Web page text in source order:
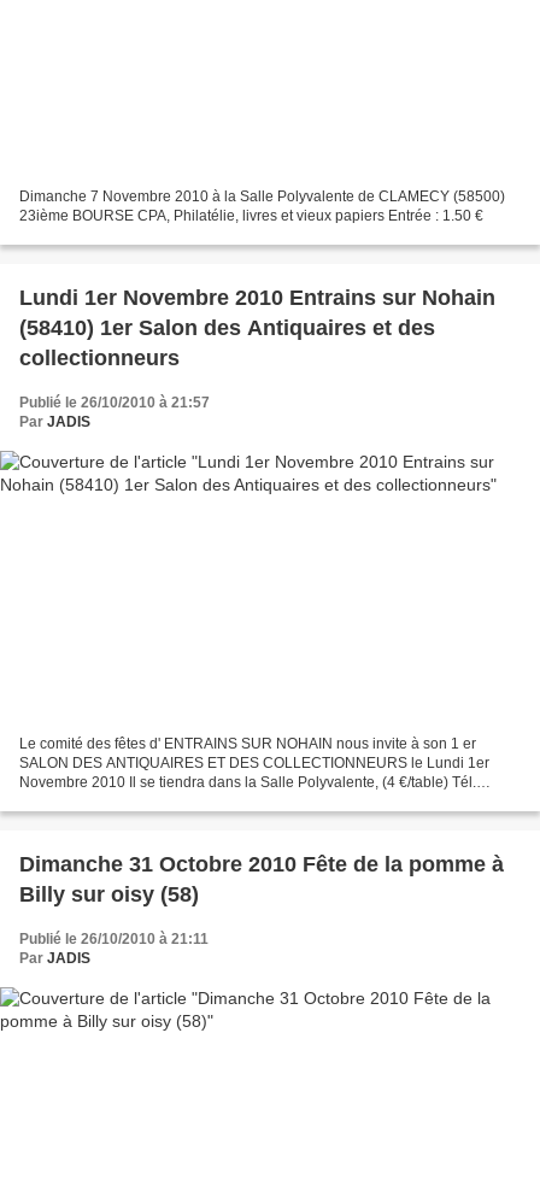
Dimanche 7 Novembre 2010 à la Salle Polyvalente de CLAMECY (58500)
23ième BOURSE CPA, Philatélie, livres et vieux papiers Entrée : 1.50 €
Lundi 1er Novembre 2010 Entrains sur Nohain
(58410) 1er Salon des Antiquaires et des
collectionneurs
Publié le 26/10/2010 à 21:57
Par JADIS
Le comité des fêtes d' ENTRAINS SUR NOHAIN nous invite à son 1 er
SALON DES ANTIQUAIRES ET DES COLLECTIONNEURS le Lundi 1er
Novembre 2010 Il se tiendra dans la Salle Polyvalente, (4 €/table) Tél.
Dimanche 31 Octobre 2010 Fête de la pomme à
Billy sur oisy (58)
Publié le 26/10/2010 à 21:11
Par JADIS